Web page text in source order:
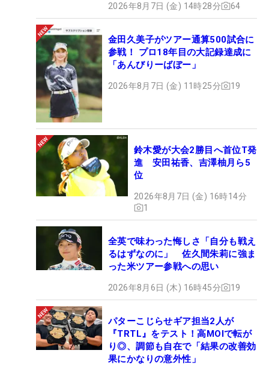
2026年8月7日 (金) 14時28分 64
金田久美子がツアー通算500試合に
参戦！ プロ18年目の大記録達成に
「あんびりーばぼー」
2026年8月7日 (金) 11時25分 19
鈴木愛が大会2勝目へ首位T発
進 安田祐香、吉澤柚月ら5
位
2026年8月7日 (金) 16時14分
1
全英で味わった悔しさ「自分も戦え
るはずなのに」 佐久間朱莉に強ま
った米ツアー参戦への思い
2026年8月6日 (木) 16時45分 19
パターこじらせギア担当2人が
『TRTL』をテスト！高MOIで転が
り◎、調節も自在で「結果の改善効
果にかなりの意外性」